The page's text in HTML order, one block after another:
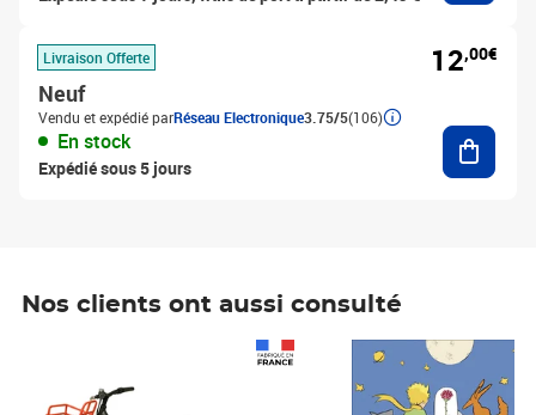
Livraison Offerte
Neuf
Vendu et expédié parRéseau Electronique3.75/5(106)
En stock
Expédié sous 5 jours
12,00€
Nos clients ont aussi consulté
Prix 7,50€